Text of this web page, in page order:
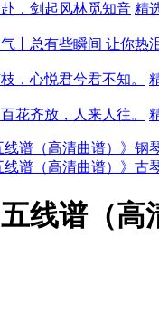
，剑起风林觅知音 精
丨总有些瞬间 让你热
，心悦君兮君不知。
花齐放，人来人往。
谱（高清曲谱）》钢
谱（高清曲谱）》古
线谱（高